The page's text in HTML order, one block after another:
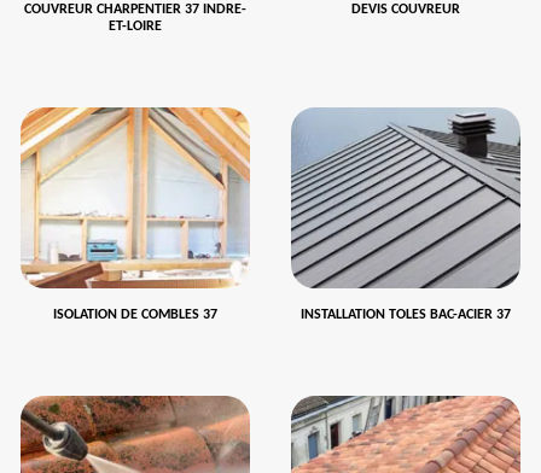
COUVREUR CHARPENTIER 37 INDRE-
ET-LOIRE
DEVIS COUVREUR
ISOLATION DE COMBLES 37 INSTALLATION TOLES BAC-ACIER 37